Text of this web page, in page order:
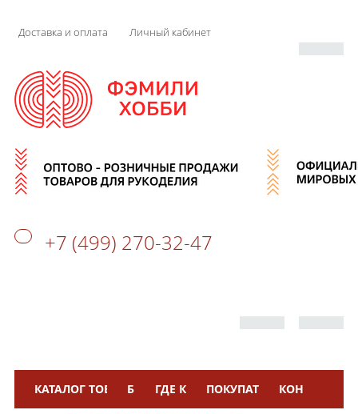
Доставка и оплата Личный кабинет
+7 (499) 270-32-47
КАТАЛОГ ТОВАРОВБРЕНДЫГДЕ КУПИТЬПОКУПАТЕЛЯМКОНТАКТЫ